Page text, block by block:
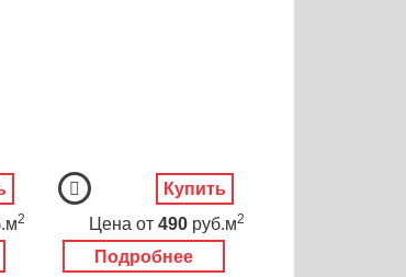
2
Подробнее
Цена от 490 руб.м2
Купить